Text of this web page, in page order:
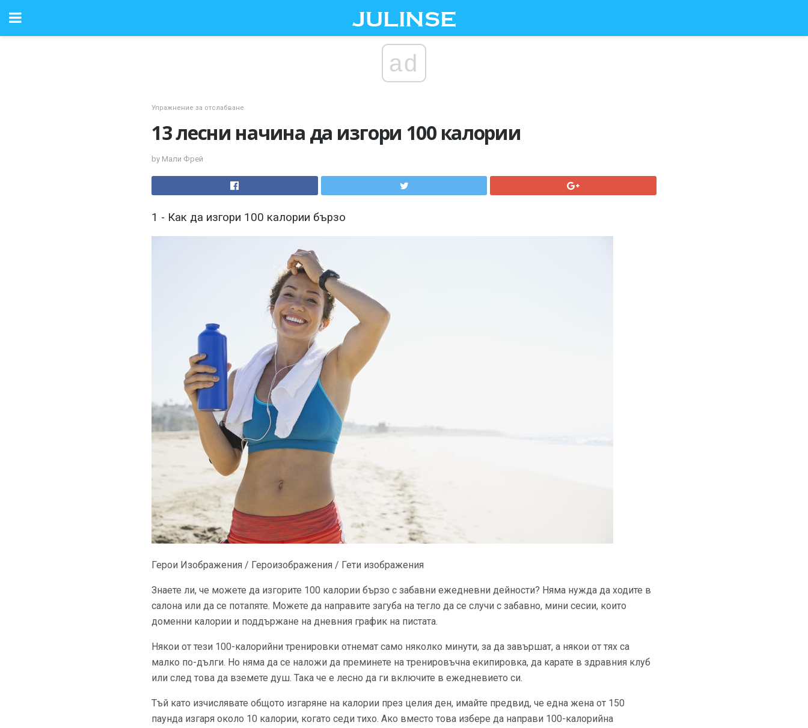
ad
Упражнение за отслабване
13 лесни начина да изгори 100 калории
by Мали Фрей
1 - Как да изгори 100 калории бързо
Герои Изображения / Героизображения / Гети изображения
Знаете ли, че можете да изгорите 100 калории бързо с забавни ежедневни дейности? Няма нужда да ходите в
салона или да се потапяте. Можете да направите загуба на тегло да се случи с забавно, мини сесии, които
доменни калории и поддържане на дневния график на пистата.
Някои от тези 100-калорийни тренировки отнемат само няколко минути, за да завършат, а някои от тях са
малко по-дълги. Но няма да се наложи да преминете на тренировъчна екипировка, да карате в здравния клуб
или след това да вземете душ. Така че е лесно да ги включите в ежедневието си.
Тъй като изчислявате общото изгаряне на калории през целия ден, имайте предвид, че една жена от 150
паунда изгаря около 10 калории, когато седи тихо. Ако вместо това избере да направи 100-калорийна